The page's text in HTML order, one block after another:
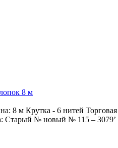
8 м
8 м Крутка - 6 нитей
Старый № новый № 115 – 3079’